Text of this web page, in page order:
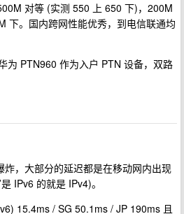
对等 (实测 550 上 650 下)，200M
下。国内跨网性能优秀，到电信联通均
为 PTN960 作为入户 PTN 设备，双路
，大部分的延迟都是在移动网内出现
IPv6 的就是 IPv4)。
15.4ms / SG 50.1ms / JP 190ms 且